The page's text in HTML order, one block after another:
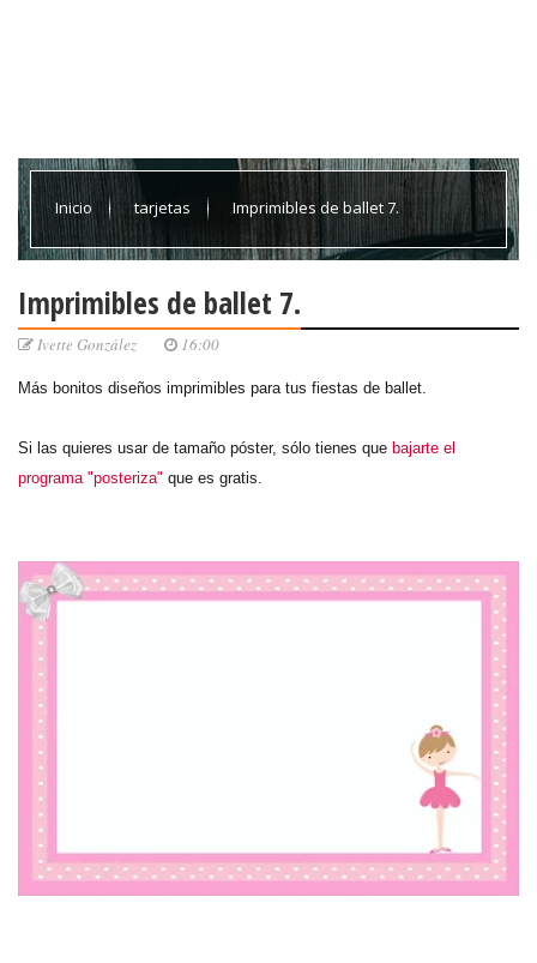
Inicio tarjetas Imprimibles de ballet 7.
Imprimibles de ballet 7.
Ivette González 16:00
Más bonitos diseños imprimibles para tus fiestas de ballet.
Si las quieres usar de tamaño póster, sólo tienes que bajarte el
programa "posteriza" que es gratis.